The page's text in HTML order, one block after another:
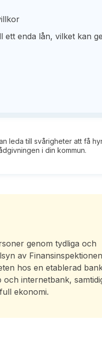
ett enda lån, vilket kan ge
leda till svårigheter att få
i din kommun.
genom tydliga och
av
hos en etablerad
och internetbank,
ekonomi.